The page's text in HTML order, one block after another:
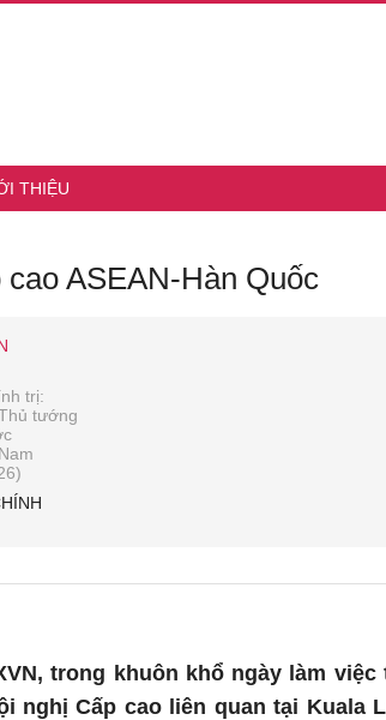
THIỆU
ASEAN-Hàn Quốc
trị:
tướng
trong khuôn khổ ngày làm
nghị Cấp cao liên quan tại Kuala